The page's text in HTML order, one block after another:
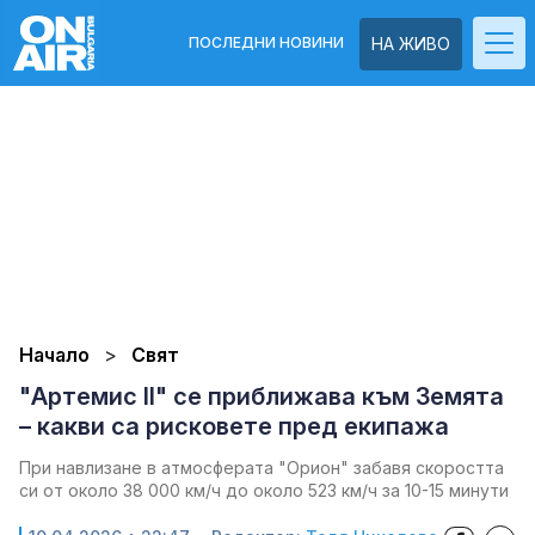
НА ЖИВО
ПОСЛЕДНИ НОВИНИ
Начало Свят
"Артемис II" се приближава към Земята
– какви са рисковете пред екипажа
При навлизане в атмосферата "Орион" забавя скоростта
си от около 38 000 км/ч до около 523 км/ч за 10-15 минути